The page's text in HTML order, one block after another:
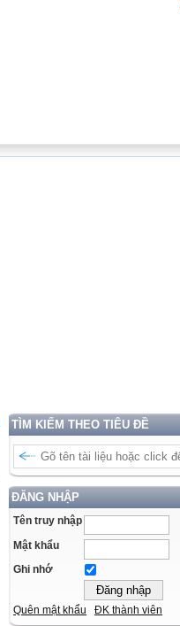
TÌM KIẾM THEO TIÊU ĐỀ
ĐĂNG NHẬP
Tên truy nhập
Mật khẩu
Ghi nhớ
Quên mật khẩu ĐK thành viên